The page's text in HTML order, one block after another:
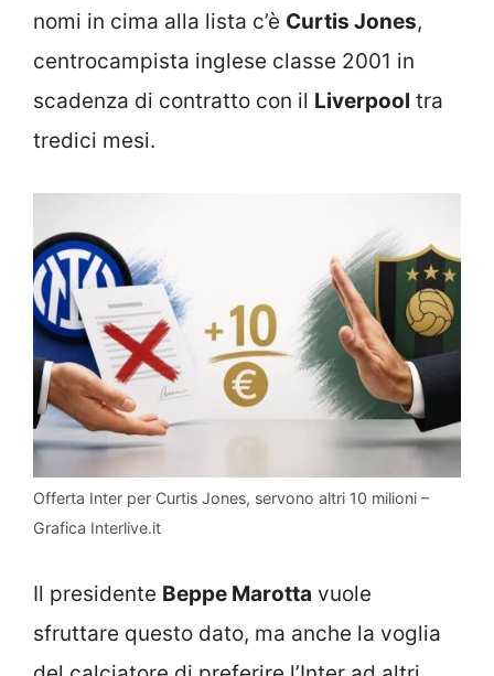
nomi in cima alla lista c’è Curtis Jones,
centrocampista inglese classe 2001 in
scadenza di contratto con il Liverpool tra
tredici mesi.
Offerta Inter per Curtis Jones, servono altri 10 milioni –
Grafica Interlive.it
Il presidente Beppe Marotta vuole
sfruttare questo dato, ma anche la voglia